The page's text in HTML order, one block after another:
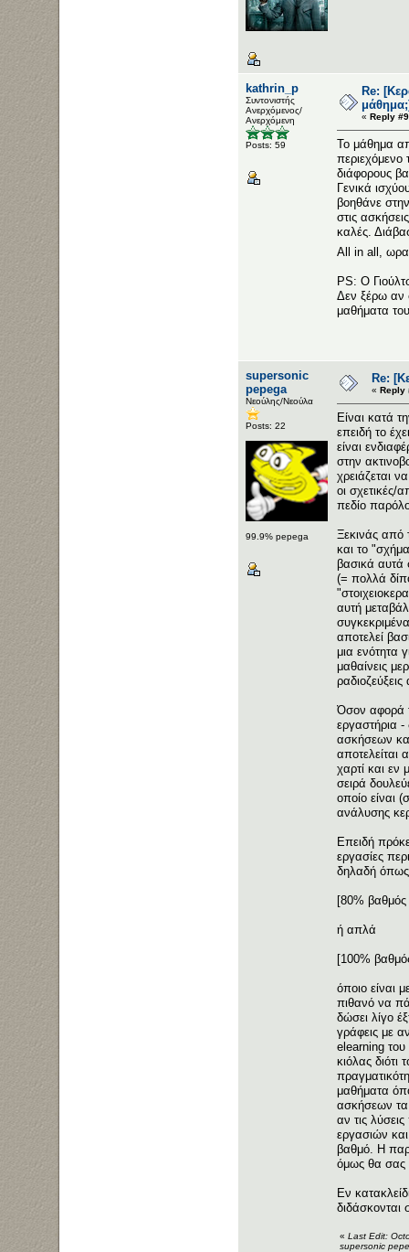
kathrin_p
Συντονιστής
Ανερχόμενος/
Ανερχόμενη
Posts: 59
Re:
« Reply
Το μάθημα
διάφορους
Γενικά
βοηθάνε
στις
καλές.
All in all,
PS: Ο
Δεν ξέρω αν
μαθήματα
supersonic
pepega
Νεούλης/Νεούλα
Posts: 22
99.9% pepega
Re:
« Reply
Είναι κατά
επειδή το
είναι
στην
χρειάζεται
οι σχετικές/
πεδίο
Ξεκινάς από
και το
βασικά αυτά
(= πολλά
αυτή
αποτελεί
μια ενότητα
μαθαίνεις
Όσον αφορά
εργαστήρια -
ασκήσεων
αποτελείται
χαρτί και
σειρά
οποίο είναι
ανάλυσης
Επειδή
εργασίες
δηλαδή όπως
[80%
ή απλά
[100%
όποιο είναι
πιθανό να
δώσει λίγο
γράφεις με
elearning του
κιόλας διότι
μαθήματα
ασκήσεων τα
αν τις
εργασιών
βαθμό. Η
όμως θα σας
Εν
διδάσκονται
« Last Edit:
supersonic